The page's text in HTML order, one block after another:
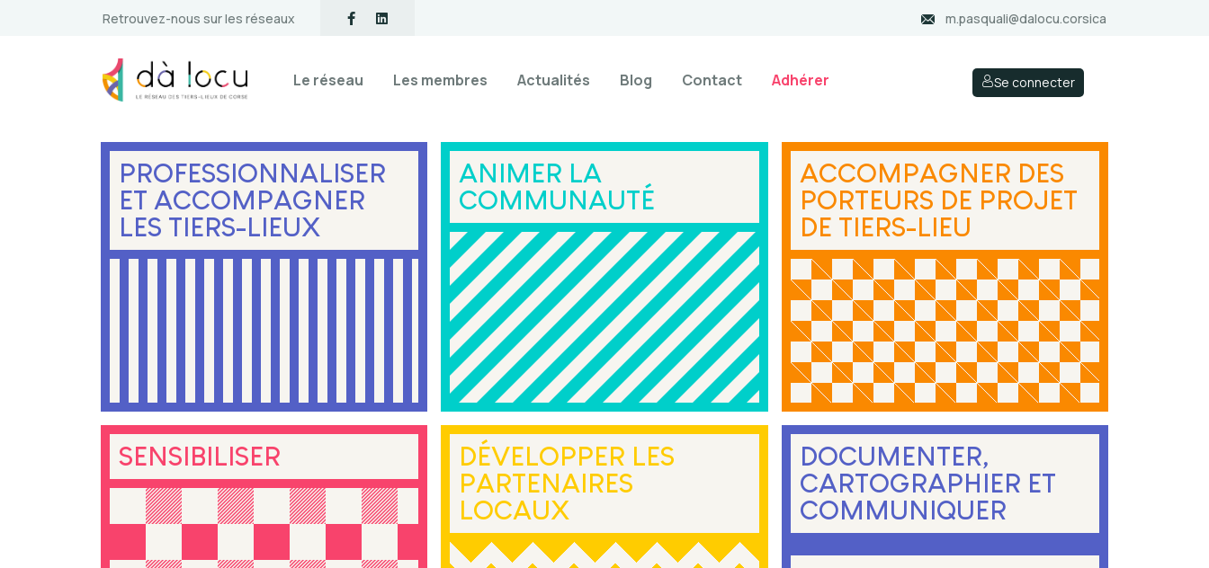
Retrouvez-nous sur les réseaux m.pasquali@dalocu.corsica
Le réseau Les membres Actualités Blog Contact Adhérer Se connecter
PROFESSIONNALISER
ET ACCOMPAGNER
LES TIERS-LIEUX
ANIMER LA
COMMUNAUTÉ
ACCOMPAGNER DES
PORTEURS DE PROJET
DE TIERS-LIEU
SENSIBILISER
DÉVELOPPER LES
PARTENAIRES
LOCAUX
DOCUMENTER,
CARTOGRAPHIER ET
COMMUNIQUER